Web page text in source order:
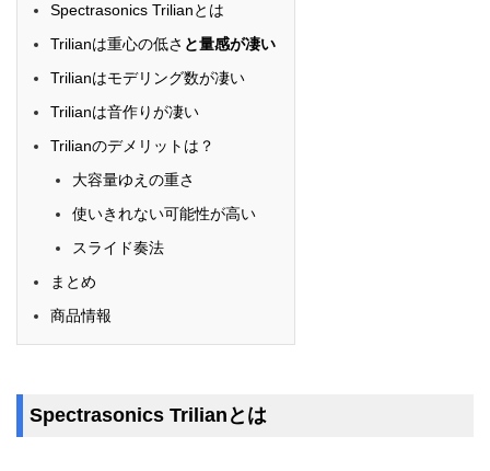
Spectrasonics Trilianとは
Trilianは重心の低さ と量感が凄い
Trilianはモデリング数が凄い
Trilianは音作りが凄い
Trilianのデメリットは？
大容量ゆえの重さ
使いきれない可能性が高い
スライド奏法
まとめ
商品情報
Spectrasonics Trilianとは